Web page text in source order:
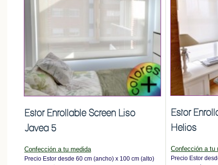
Estor Enrollable Screen Liso
Javea 5
Confección a tu medida
Precio Estor desde 60 cm (ancho) x 100 cm (alto)
Estor
Helios
Confección a tu
Precio Estor